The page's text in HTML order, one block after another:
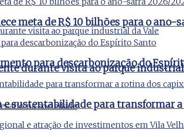
durante visita ao parque industrial
meta de R$ 10 bilhões para o ano-
para descarbonização do
sustentabilidade para transformar